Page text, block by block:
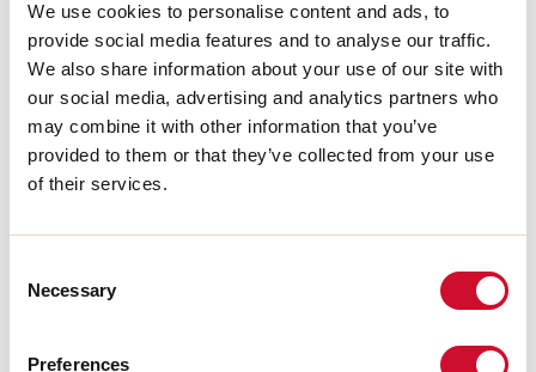
We use cookies to personalise content and ads, to
provide social media features and to analyse our traffic.
We also share information about your use of our site with
our social media, advertising and analytics partners who
may combine it with other information that you’ve
provided to them or that they’ve collected from your use
of their services.
Selection
Necessary
Preferences
Datos técnicos
Potencia de entrada de la luminaria:
798lm
IP:
20
Clase de aislamiento:
III
N° driver por producto:
Índice de Deslumbramiento Unificado:
<19